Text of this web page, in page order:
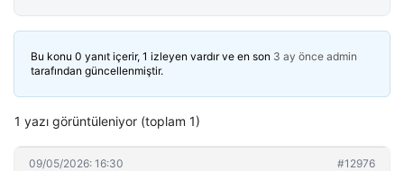
Bu konu 0 yanıt içerir, 1 izleyen vardır ve en son 3 ay önce admin
tarafından güncellenmiştir.
1 yazı görüntüleniyor (toplam 1)
09/05/2026: 16:30 #12976